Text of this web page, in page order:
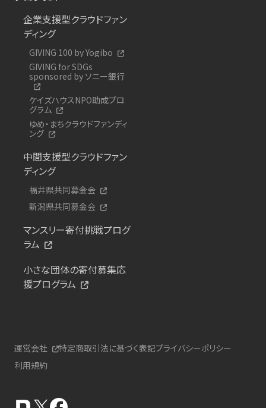
企業支援型クラウドファン
ディング
GIVING 100 by Yogibo
GIVING for SDGs
sponsored by ソニー銀行
ケイズハウスNPO助成プロ
グラム
ゆめ・まちクラウドファンディ
ング
中間支援型クラウドファン
ディング
福井県共同募金会
新潟県共同募金会
マンスリー寄付挑戦プログ
ラム
小さな団体の寄付募集応
援プログラム
運営会社 特定商取引法に基づく表記プライバシーポリシー
利用規約